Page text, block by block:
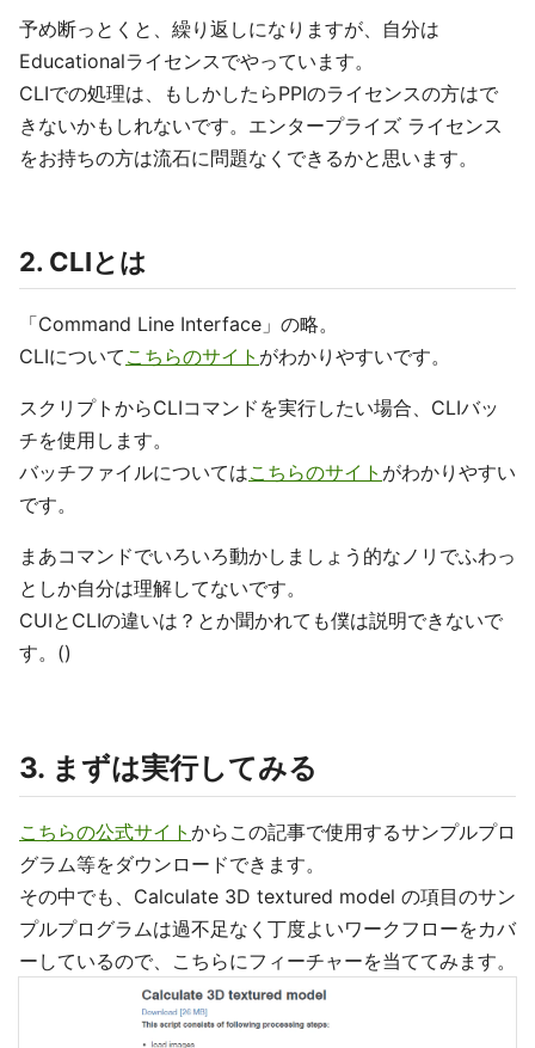
予め断っとくと、繰り返しになりますが、自分は
Educationalライセンスでやっています。
CLIでの処理は、もしかしたらPPIのライセンスの方はで
きないかもしれないです。エンタープライズ ライセンス
をお持ちの方は流石に問題なくできるかと思います。
2. CLIとは
「Command Line Interface」の略。
CLIについて こちらのサイト がわかりやすいです。
スクリプトからCLIコマンドを実行したい場合、CLIバッ
チを使用します。
バッチファイルについてはこちらのサイト がわかりやすい
です。
まあコマンドでいろいろ動かしましょう的なノリでふわっ
としか自分は理解してないです。
CUIとCLIの違いは？とか聞かれても僕は説明できないで
す。()
3. まずは実行してみる
こちらの公式サイト からこの記事で使用するサンプルプロ
グラム等をダウンロードできます。
その中でも、Calculate 3D textured model の項目のサン
プルプログラムは過不足なく丁度よいワークフローをカバ
ーしているので、こちらにフィーチャーを当ててみます。